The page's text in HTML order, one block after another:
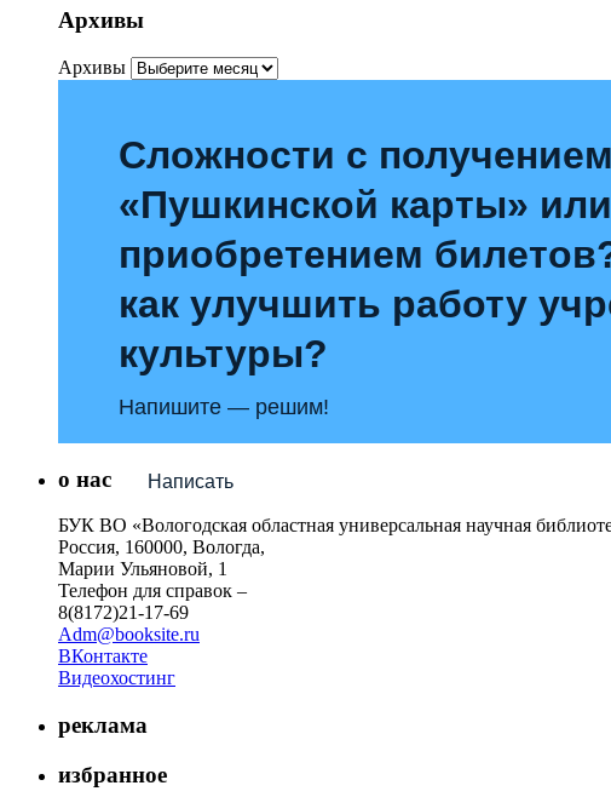
Архивы
Архивы
Сложности с получением
«Пушкинской карты» или
приобретением
как улучшить работу
культуры?
Напишите — решим!
Написать
о нас
БУК ВО «Вологодская областная универсальная научная
Россия, 160000, Вологда,
Марии Ульяновой, 1
Телефон для справок –
8(8172)21-17-69
Adm@booksite.ru
ВКонтакте
Видеохостинг
реклама
избранное